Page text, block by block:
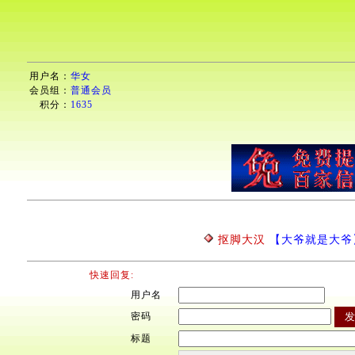
用户名： 华女
会员组： 普通会员
积分： 1635
抠脚大汉 【大爷就是大
快速回复:
用户名
密码
标题